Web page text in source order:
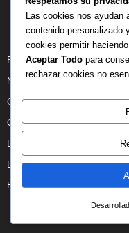
CATEGORÍA
BIBLIOTECA
NOTICIAS
CRITICAS
OPINION
DANZA
LIBROS
ENTREVISTAS
Las cookies nos ayudan
contenido personalizado
cookies permitir
Aceptar Todo para
rechazar cookies no